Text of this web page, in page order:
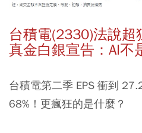
台積電(2330)法說超
真金白銀宣告：AI不
台積電第二季 EPS 衝到
68%！更瘋狂的是什麼？